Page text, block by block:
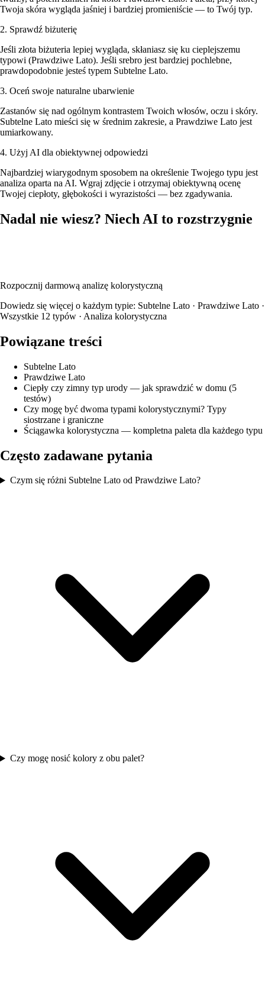
Twoja skóra wygląda jaśniej i bardziej promieniście — to Twój typ.
2. Sprawdź biżuterię
Jeśli złota biżuteria lepiej wygląda, skłaniasz się ku cieplejszemu
typowi (Prawdziwe Lato). Jeśli srebro jest bardziej pochlebne,
prawdopodobnie jesteś typem Subtelne Lato.
3. Oceń swoje naturalne ubarwienie
Zastanów się nad ogólnym kontrastem Twoich włosów, oczu i skóry.
Subtelne Lato mieści się w średnim zakresie, a Prawdziwe Lato jest
umiarkowany.
4. Użyj AI dla obiektywnej odpowiedzi
Najbardziej wiarygodnym sposobem na określenie Twojego typu jest
analiza oparta na AI. Wgraj zdjęcie i otrzymaj obiektywną ocenę
Twojej ciepłoty, głębokości i wyrazistości — bez zgadywania.
Nadal nie wiesz? Niech AI to rozstrzygnie
Rozpocznij darmową analizę kolorystyczną
Dowiedz się więcej o każdym typie: Subtelne Lato · Prawdziwe Lato ·
Wszystkie 12 typów · Analiza kolorystyczna
Powiązane treści
Subtelne Lato
Prawdziwe Lato
Ciepły czy zimny typ urody — jak sprawdzić w domu (5
testów)
Czy mogę być dwoma typami kolorystycznymi? Typy
siostrzane i graniczne
Ściągawka kolorystyczna — kompletna paleta dla każdego typu
Często zadawane pytania
Czym się różni Subtelne Lato od Prawdziwe Lato?
Czy mogę nosić kolory z obu palet?